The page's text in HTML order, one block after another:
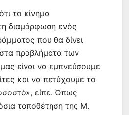
το κίνημα
διαμόρφωση ενός
που θα δίνει
προβλήματα των
είναι να εμπνεύσουμε
και να πετύχουμε το
είπε. Όπως
τοποθέτηση της Μ.